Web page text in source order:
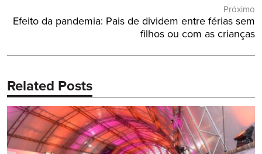
Próximo
Próximo
Efeito da pandemia: Pais de dividem entre férias sem
filhos ou com as crianças
Related Posts